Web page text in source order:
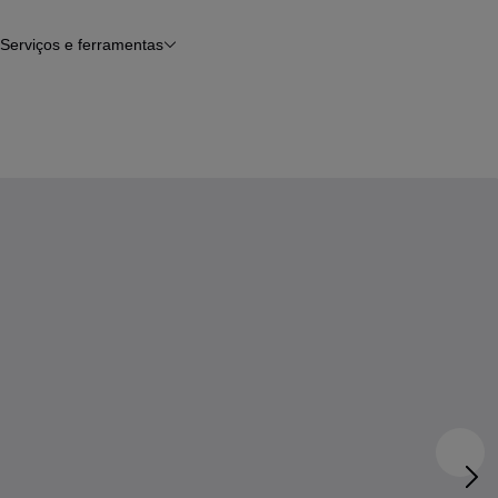
Serviços e ferramentas